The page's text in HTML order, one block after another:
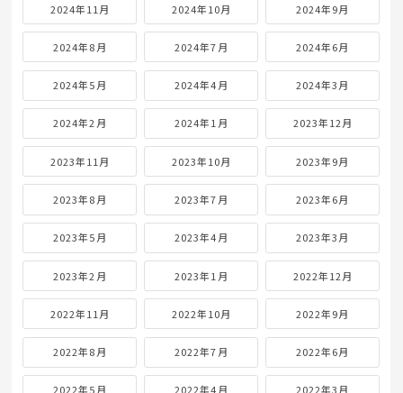
2024年11月 2024年10月 2024年9月
2024年8月 2024年7月 2024年6月
2024年5月 2024年4月 2024年3月
2024年2月 2024年1月 2023年12月
2023年11月 2023年10月 2023年9月
2023年8月 2023年7月 2023年6月
2023年5月 2023年4月 2023年3月
2023年2月 2023年1月 2022年12月
2022年11月 2022年10月 2022年9月
2022年8月 2022年7月 2022年6月
2022年5月 2022年4月 2022年3月